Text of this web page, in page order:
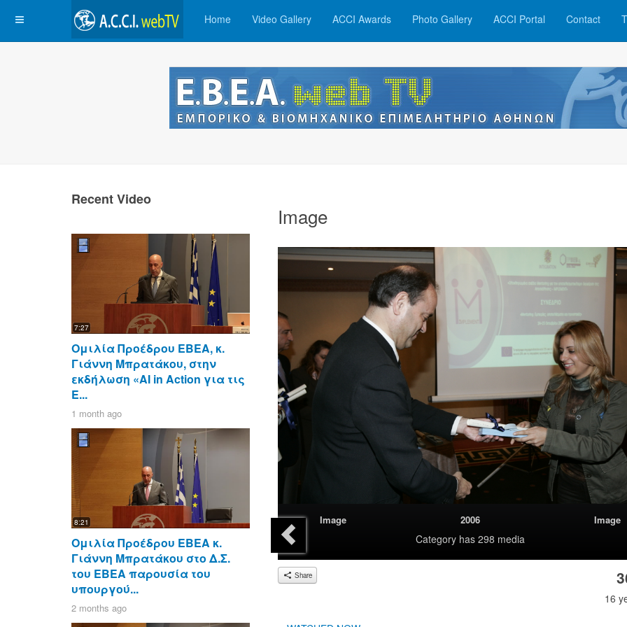
Home Video Gallery ACCI Awards Photo Gallery ACCI Portal Contact
Image
Image 2006
Categoryhas 298 media
Image
Share
16
Recent Video
7:27
Ομιλία Προέδρου ΕΒΕΑ, κ.
Γιάννη Μπρατάκου, στην
εκδήλωση «AI in Action για τις
Ε...
1 month ago
8:21
Ομιλία Προέδρου ΕΒΕΑ κ.
Γιάννη Μπρατάκου στο Δ.Σ.
του ΕΒΕΑ παρουσία του
υπουργού...
2 months ago